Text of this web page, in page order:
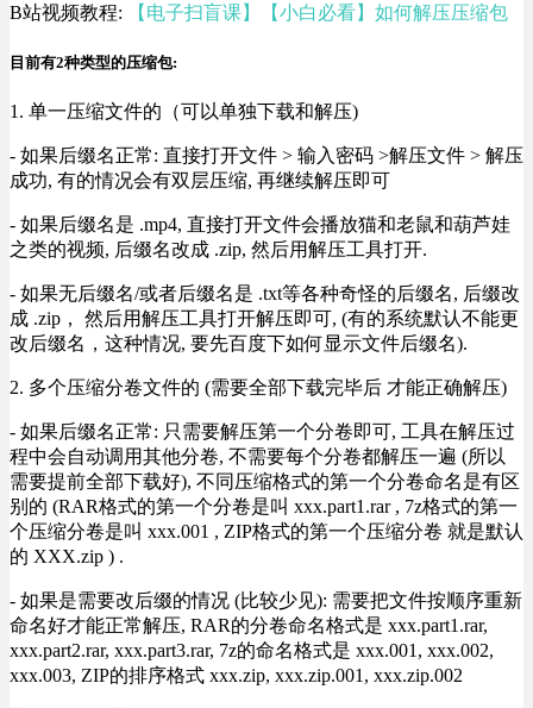
B站视频教程: 【电子扫盲课】【小白必看】如何解压压缩包
目前有2种类型的压缩包:
1. 单一压缩文件的（可以单独下载和解压)
- 如果后缀名正常: 直接打开文件 > 输入密码 >解压文件 > 解压
成功, 有的情况会有双层压缩, 再继续解压即可
- 如果后缀名是 .mp4, 直接打开文件会播放猫和老鼠和葫芦娃
之类的视频, 后缀名改成 .zip, 然后用解压工具打开.
- 如果无后缀名/或者后缀名是 .txt等各种奇怪的后缀名, 后缀改
成 .zip， 然后用解压工具打开解压即可, (有的系统默认不能更
改后缀名，这种情况, 要先百度下如何显示文件后缀名).
2. 多个压缩分卷文件的 (需要全部下载完毕后 才能正确解压)
- 如果后缀名正常: 只需要解压第一个分卷即可, 工具在解压过
程中会自动调用其他分卷, 不需要每个分卷都解压一遍 (所以
需要提前全部下载好), 不同压缩格式的第一个分卷命名是有区
别的 (RAR格式的第一个分卷是叫 xxx.part1.rar , 7z格式的第一
个压缩分卷是叫 xxx.001 , ZIP格式的第一个压缩分卷 就是默认
的 XXX.zip ) .
- 如果是需要改后缀的情况 (比较少见): 需要把文件按顺序重新
命名好才能正常解压, RAR的分卷命名格式是 xxx.part1.rar,
xxx.part2.rar, xxx.part3.rar, 7z的命名格式是 xxx.001, xxx.002,
xxx.003, ZIP的排序格式 xxx.zip, xxx.zip.001, xxx.zip.002